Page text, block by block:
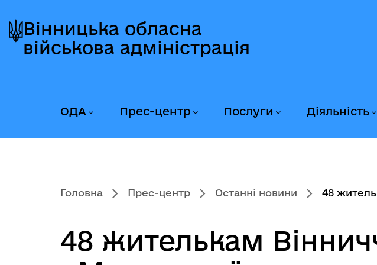
до
головного
до
головного
вмісту
до
головного
колонтитула
Вінницька обласна
військова адміністрація
ОДА Прес-центр Послуги Діяльність
Головна Прес-центр Останні новини 48
48 жителькам